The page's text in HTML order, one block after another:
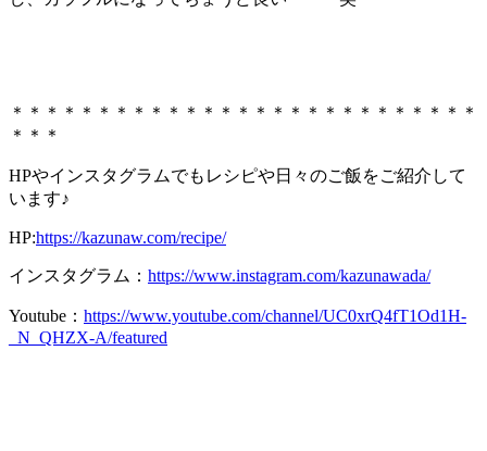
＊＊＊＊＊＊＊＊＊＊＊＊＊＊＊＊＊＊＊＊＊＊＊＊＊＊＊
＊＊＊
HPやインスタグラムでもレシピや日々のご飯をご紹介して
います♪
HP:https://kazunaw.com/recipe/
インスタグラム： https://www.instagram.com/kazunawada/
Youtube： https://www.youtube.com/channel/UC0xrQ4fT1Od1H-
_N_QHZX-A/featured